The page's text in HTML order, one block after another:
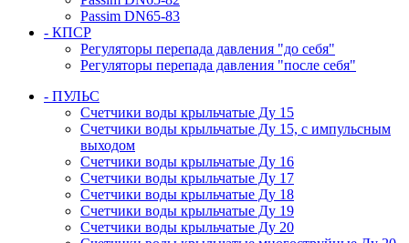
Passim DN65-83
- КПСР
Регуляторы перепада давления "до себя"
Регуляторы перепада давления "после себя"
- ПУЛЬС
Счетчики воды крыльчатые Ду 15
Счетчики воды крыльчатые Ду 15, с импульсным
выходом
Счетчики воды крыльчатые Ду 16
Счетчики воды крыльчатые Ду 17
Счетчики воды крыльчатые Ду 18
Счетчики воды крыльчатые Ду 19
Счетчики воды крыльчатые Ду 20